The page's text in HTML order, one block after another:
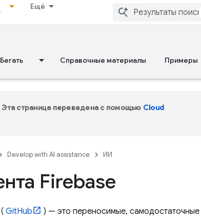
Ещё
Бегать Справочные материалы Примеры
Эта страница переведена с помощью Cloud
Develop with AI assistance ИИ
Firebase
GitHub
) — это переносимые,